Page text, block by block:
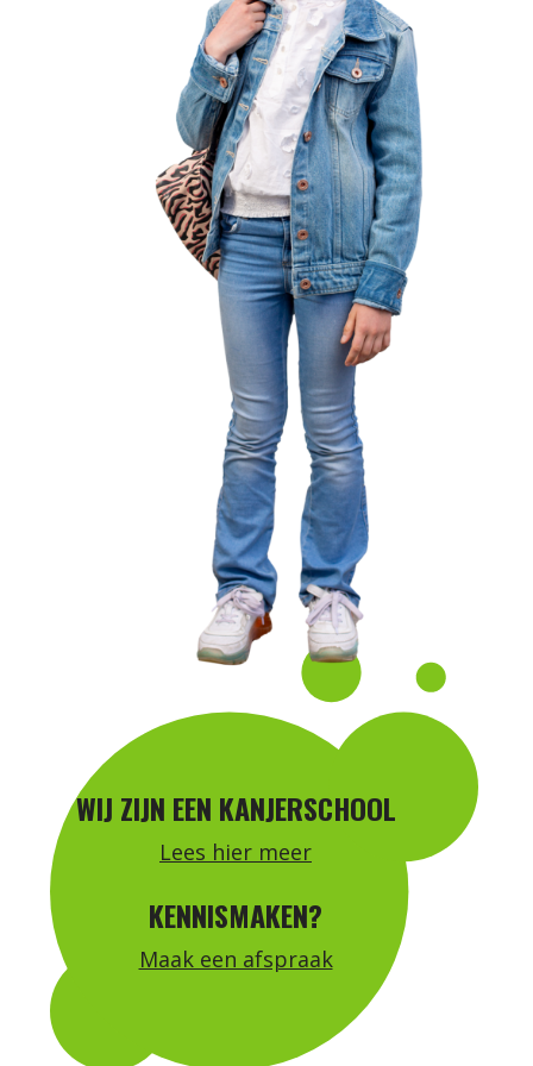
WIJ ZIJN EEN KANJERSCHOOL
Lees hier meer
KENNISMAKEN?
Maak een afspraak